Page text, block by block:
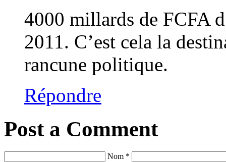
4000 millards de FCFA
2011. C’est cela la
rancune politique.
Répondre
Post a Comment
Nom *